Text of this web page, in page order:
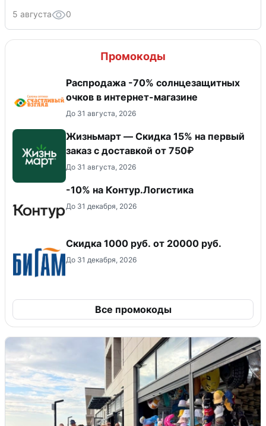
5 августа 0
Промокоды
Распродажа -70% солнцезащитных
очков в интернет-магазине
До 31 августа, 2026
Жизньмарт — Скидка 15% на первый
заказ с доставкой от 750₽
До 31 августа, 2026
-10% на Контур.Логистика
До 31 декабря, 2026
​Скидка 1000 руб. от 20000 руб.
До 31 декабря, 2026
Все промокоды